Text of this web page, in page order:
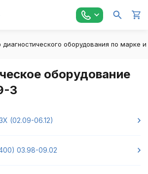
диагностического оборудования по марке
оборудование
3
(02.09-06.12)
03.98-09.02